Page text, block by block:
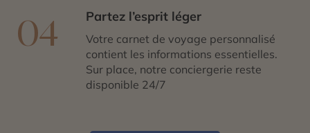
04 Partez l’esprit léger
Votre carnet de voyage personnalisé
contient les informations essentielles.
Sur place, notre conciergerie reste
disponible 24/7